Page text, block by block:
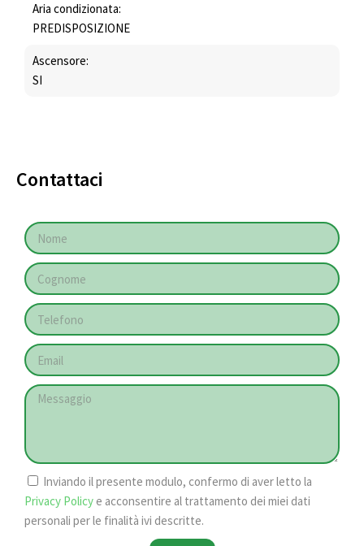
Aria condizionata:
PREDISPOSIZIONE
Ascensore:
SI
Contattaci
Inviando il presente modulo, confermo di aver letto la
Privacy Policy e acconsentire al trattamento dei miei dati
personali per le finalità ivi descritte.